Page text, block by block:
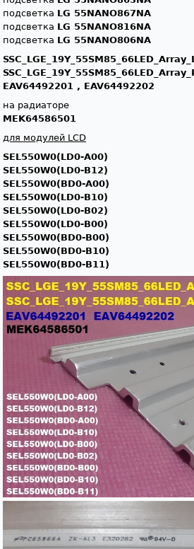
подсветка LG 55NANO867NA
подсветка LG 55NANO816NA
подсветка LG 55NANO806NA
EAV64492201 , EAV64492202
на радиаторе
MEK64586501
для модулей LCD
SEL550W0(LD0-A00)
SEL550W0(LD0-B12)
SEL550W0(BD0-A00)
SEL550W0(LD0-B10)
SEL550W0(LD0-B02)
SEL550W0(LD0-B00)
SEL550W0(BD0-B00)
SEL550W0(BD0-B10)
SEL550W0(BD0-B11)